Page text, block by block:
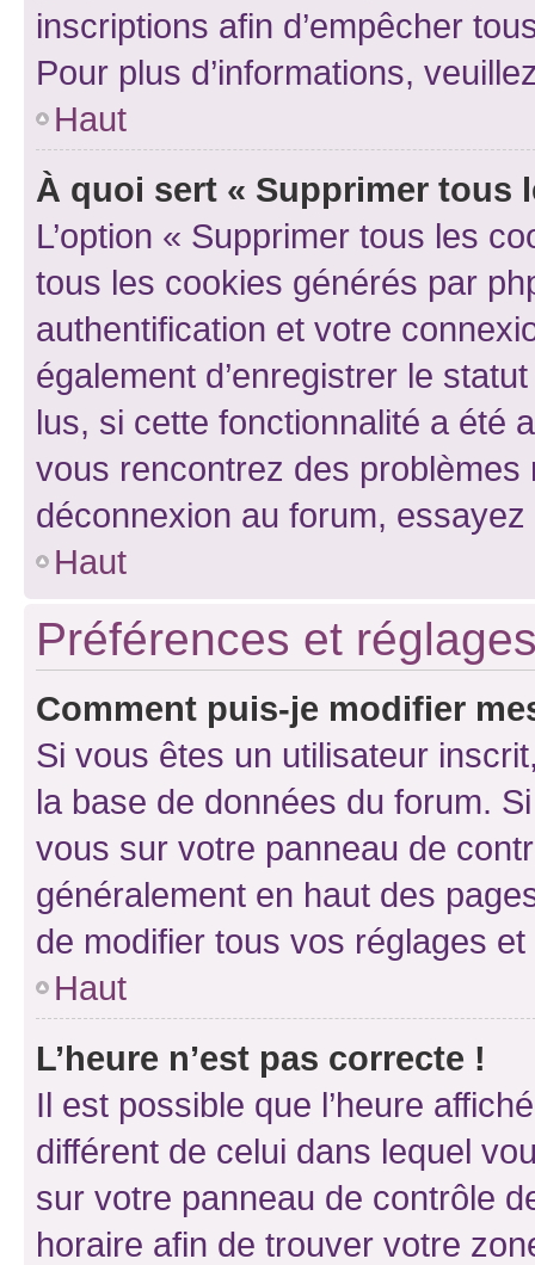
inscriptions afin d’empêcher
Pour plus d’informations,
Haut
À quoi sert « Supprimer tous
L’option « Supprimer tous les
tous les cookies générés par
authentification et votre
également d’enregistrer le
lus, si cette fonctionnalité a été
vous rencontrez des
déconnexion au forum,
Haut
Préférences et
Comment puis-je modifier
Si vous êtes un utilisateur
la base de données du forum.
vous sur votre panneau de
généralement en haut des
de modifier tous vos réglages
Haut
L’heure n’est pas correcte !
Il est possible que l’heure
différent de celui dans lequel
sur votre panneau de contrôle
horaire afin de trouver votre